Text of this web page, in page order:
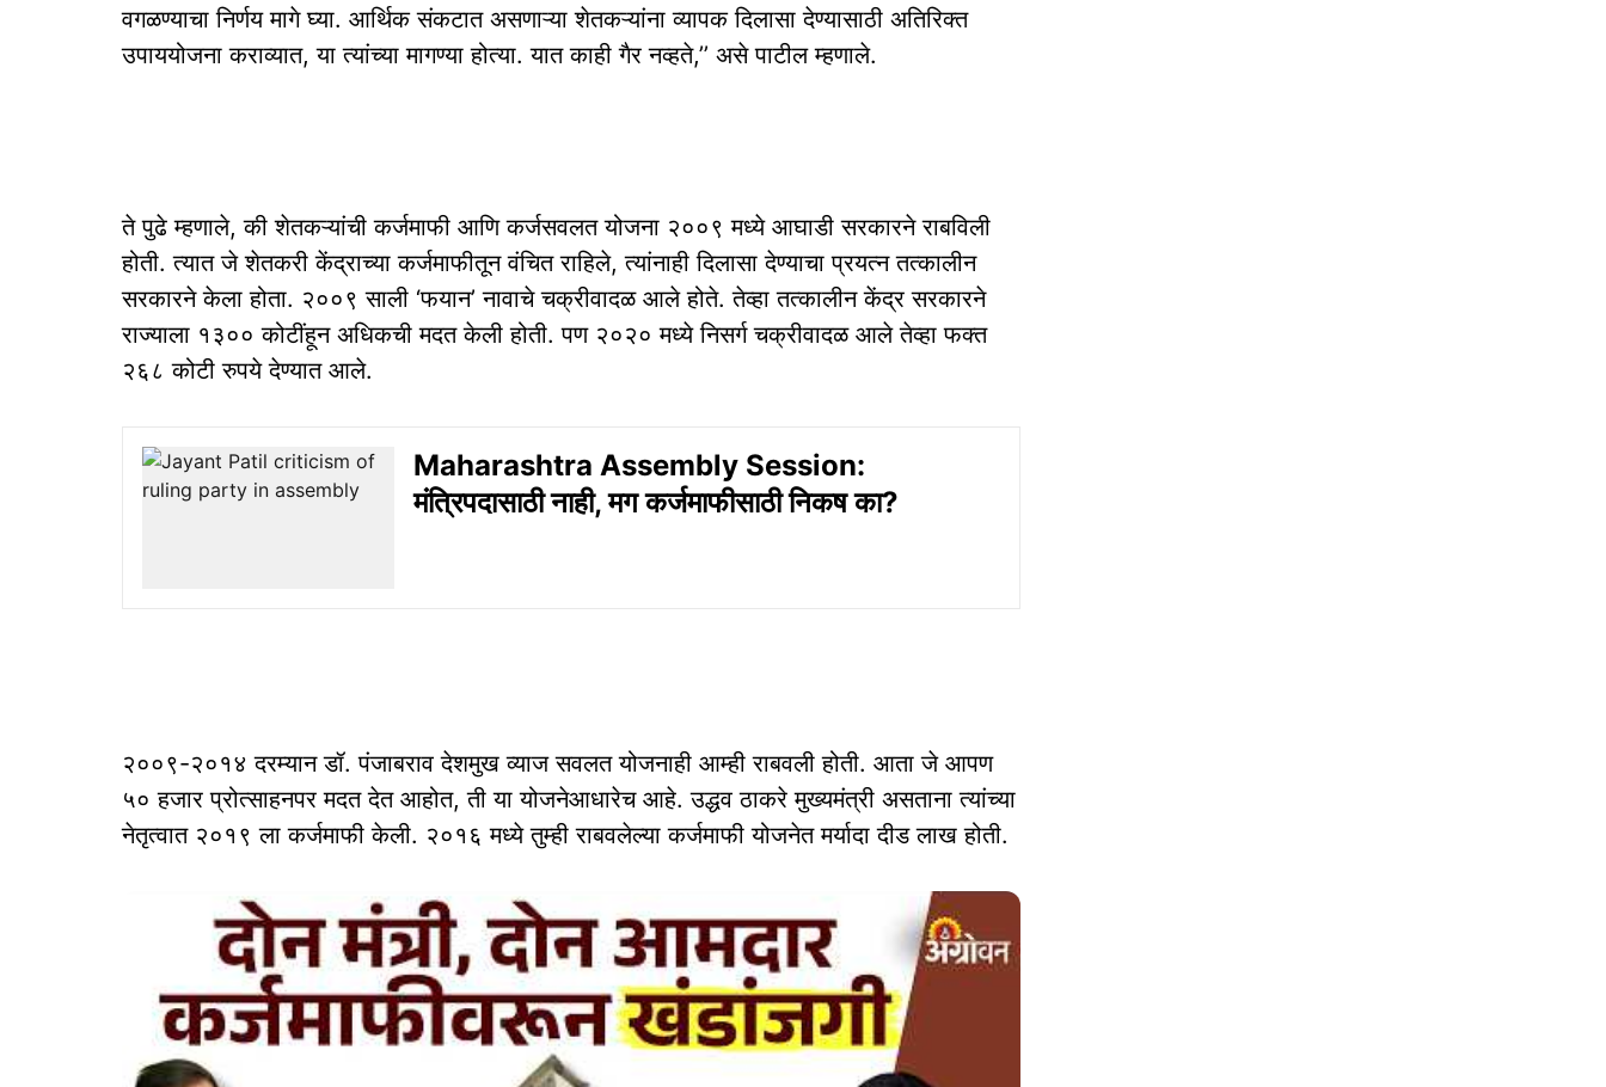
वगळण्याचा निर्णय मागे घ्या. आर्थिक संकटात असणाऱ्या शेतकऱ्यांना व्यापक दिलासा देण्यासाठी अतिरिक्त
उपाययोजना कराव्यात, या त्यांच्या मागण्या होत्या. यात काही गैर नव्हते,’’ असे पाटील म्हणाले.
ते पुढे म्हणाले, की शेतकऱ्यांची कर्जमाफी आणि कर्जसवलत योजना २००९ मध्ये आघाडी सरकारने राबविली
होती. त्यात जे शेतकरी केंद्राच्या कर्जमाफीतून वंचित राहिले, त्यांनाही दिलासा देण्याचा प्रयत्न तत्कालीन
सरकारने केला होता. २००९ साली ‘फयान’ नावाचे चक्रीवादळ आले होते. तेव्हा तत्कालीन केंद्र सरकारने
राज्याला १३०० कोटींहून अधिकची मदत केली होती. पण २०२० मध्ये निसर्ग चक्रीवादळ आले तेव्हा फक्त
२६८ कोटी रुपये देण्यात आले.
Maharashtra Assembly Session:
मंत्रिपदासाठी नाही, मग कर्जमाफीसाठी निकष का?
२००९-२०१४ दरम्यान डॉ. पंजाबराव देशमुख व्याज सवलत योजनाही आम्ही राबवली होती. आता जे आपण
५० हजार प्रोत्साहनपर मदत देत आहोत, ती या योजनेआधारेच आहे. उद्धव ठाकरे मुख्यमंत्री असताना त्यांच्या
नेतृत्वात २०१९ ला कर्जमाफी केली. २०१६ मध्ये तुम्ही राबवलेल्या कर्जमाफी योजनेत मर्यादा दीड लाख होती.